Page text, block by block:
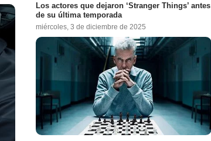
Los actores que dejaron ‘Stranger Things’ antes
de su última temporada
miércoles, 3 de diciembre de 2025